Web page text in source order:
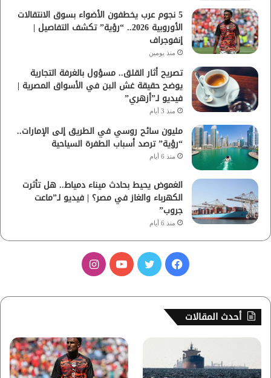
5 نجوم عرب يخطفون الأضواء بسوق الانتقالات
الأوروبية 2026.. “رؤية” تكشف التفاصيل |
إنفوجراف
منذ يومين
تصريح أثار القلق.. مسؤول بالغرفة التجارية
يوضح حقيقة غش البن في الأسواق المصرية |
فيديو لـ”أزهري”
منذ 3 أيام
مليون سائح روسي في الطريق إلى الإمارات..
“رؤية” ترصد أسباب الطفرة السياحية
منذ 6 أيام
الغموض يحيط بحادث ميناء دمياط.. هل تأثرت
الكهرباء والغاز في مصر؟ | فيديو لـ”ماعت
جروب”
منذ 6 أيام
س
ب
ي
و
ت
ق
أحدث المقالات